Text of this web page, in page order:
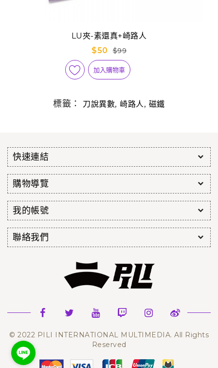
LU夾-素還真+崎路人
$50
$99
加入購物車
標籤： 刀說異數, 崎路人 , 磁鐵
快速連結
購物導覽
我的帳號
聯絡我們
© 2022 PILI INTERNATIONAL MULTIMEDIA. All Rights
Reserved